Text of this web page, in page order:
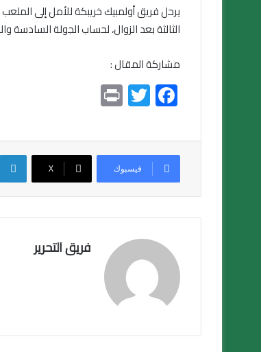
يرحل فريق أولمبيك خريبكة للأمل إلى
الثالثة بعد الزوال، لحساب الجولة
مشاركة المقال :
F
ac
e
b
o
ok
T
wi
tt
er
t
فيسبوك X
فريق التحرير